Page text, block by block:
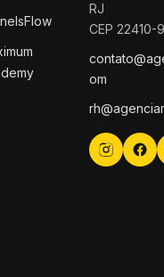
RJ
CEP 22410-
om